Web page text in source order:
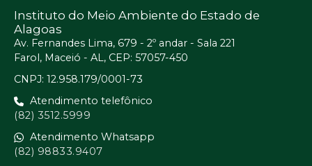
Instituto do Meio Ambiente do Estado de
Alagoas
Av. Fernandes Lima, 679 - 2º andar - Sala 221
Farol, Maceió - AL, CEP: 57057-450
CNPJ: 12.958.179/0001-73
Atendimento telefônico
(82) 3512.5999
Atendimento Whatsapp
(82) 98833.9407